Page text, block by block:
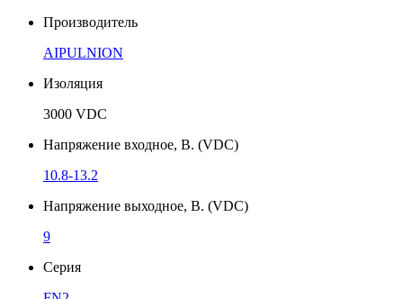
Производитель
AIPULNION
Изоляция
3000 VDC
Напряжение входное, В. (VDC)
10.8-13.2
Напряжение выходное, В. (VDC)
9
Серия